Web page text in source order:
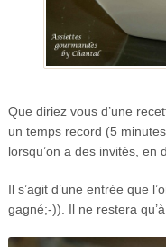
Que diriez vous d’une
un temps record (5
lorsqu’on a des invités,
Il s’agit d’une entrée que
gagné;-)). Il ne restera